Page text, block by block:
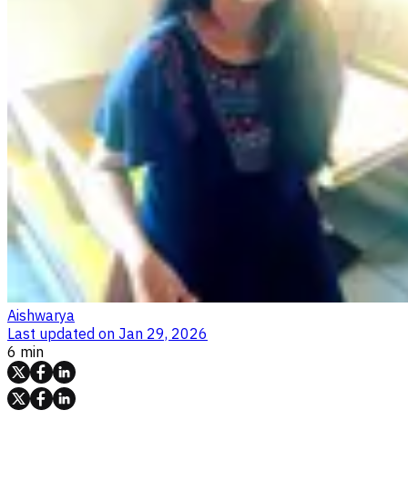
Aishwarya
Last updated on Jan 29, 2026
6 min